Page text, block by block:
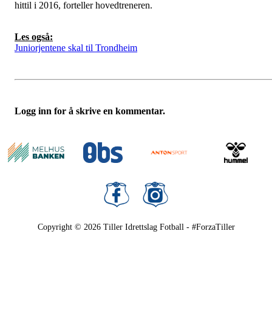
hittil i 2016, forteller hovedtreneren.
Les også:
Juniorjentene skal til Trondheim
Logg inn for å skrive en kommentar.
Copyright © 2026 Tiller Idrettslag Fotball - #ForzaTiller